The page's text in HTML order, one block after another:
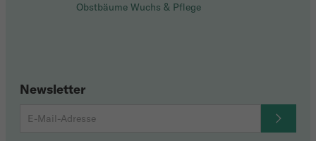
Obstbäume Wuchs & Pflege
Newsletter